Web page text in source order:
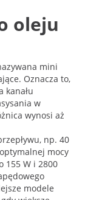
oleju
mini
Oznacza to,
kanału
w
wynosi aż
np. 40
mocy
155 W i 2800
modele